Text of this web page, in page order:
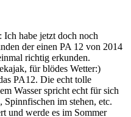
Ich habe jetzt doch noch
der einen PA 12 von 2014
richtig erkunden.
für blödes Wetter:)
PA12. Die echt tolle
Wasser spricht echt für sich
im stehen, etc.
und werde es im Sommer